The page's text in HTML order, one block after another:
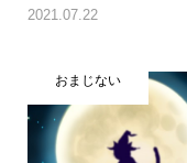
2021.07.22
おまじない